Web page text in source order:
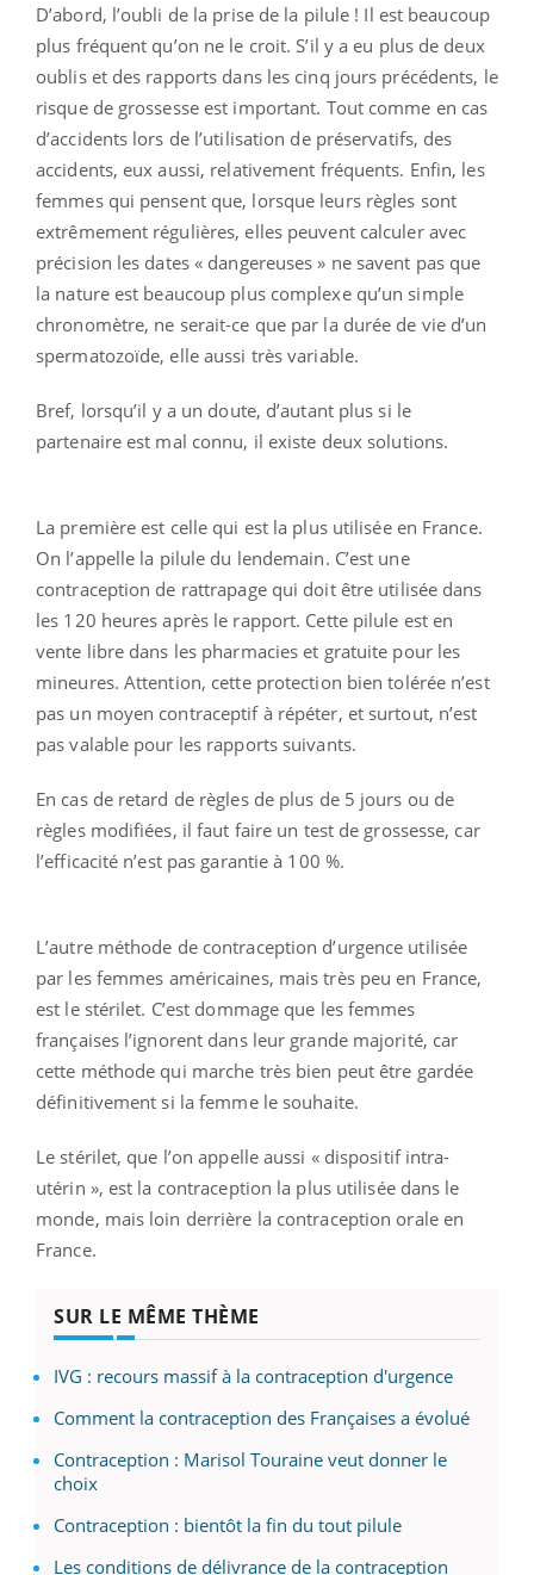
D’abord, l’oubli de la prise de la pilule ! Il est beaucoup
plus fréquent qu’on ne le croit. S’il y a eu plus de deux
oublis et des rapports dans les cinq jours précédents, le
risque de grossesse est important. Tout comme en cas
d’accidents lors de l’utilisation de préservatifs, des
accidents, eux aussi, relativement fréquents. Enfin, les
femmes qui pensent que, lorsque leurs règles sont
extrêmement régulières, elles peuvent calculer avec
précision les dates « dangereuses » ne savent pas que
la nature est beaucoup plus complexe qu’un simple
chronomètre, ne serait-ce que par la durée de vie d’un
spermatozoïde, elle aussi très variable.
Bref, lorsqu’il y a un doute, d’autant plus si le
partenaire est mal connu, il existe deux solutions.
La première est celle qui est la plus utilisée en France.
On l’appelle la pilule du lendemain. C’est une
contraception de rattrapage qui doit être utilisée dans
les 120 heures après le rapport. Cette pilule est en
vente libre dans les pharmacies et gratuite pour les
mineures. Attention, cette protection bien tolérée n’est
pas un moyen contraceptif à répéter, et surtout, n’est
pas valable pour les rapports suivants.
En cas de retard de règles de plus de 5 jours ou de
règles modifiées, il faut faire un test de grossesse, car
l’efficacité n’est pas garantie à 100 %.
L’autre méthode de contraception d’urgence utilisée
par les femmes américaines, mais très peu en France,
est le stérilet. C’est dommage que les femmes
françaises l’ignorent dans leur grande majorité, car
cette méthode qui marche très bien peut être gardée
définitivement si la femme le souhaite.
Le stérilet, que l’on appelle aussi « dispositif intra-
utérin », est la contraception la plus utilisée dans le
monde, mais loin derrière la contraception orale en
France.
SUR LE MÊME THÈME
IVG : recours massif à la contraception d'urgence
Comment la contraception des Françaises a évolué
Contraception : Marisol Touraine veut donner le
choix
Contraception : bientôt la fin du tout pilule
Les conditions de délivrance de la contraception